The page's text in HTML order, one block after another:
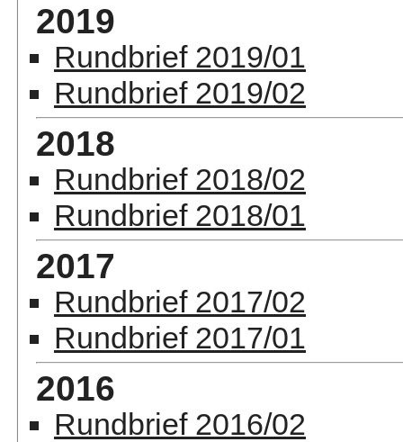
2019
Rundbrief 2019/01
Rundbrief 2019/02
2018
Rundbrief 2018/02
Rundbrief 2018/01
2017
Rundbrief 2017/02
Rundbrief 2017/01
2016
Rundbrief 2016/02